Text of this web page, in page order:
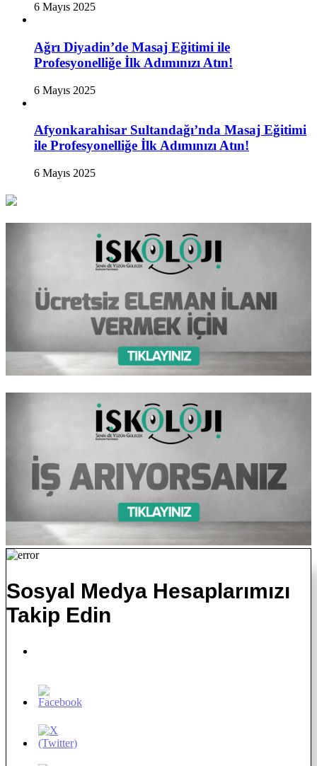
6 Mayıs 2025
Ağrı Diyadin’de Masaj Eğitimi ile
Profesyonelliğe İlk Adımınızı Atın!
6 Mayıs 2025
Afyonkarahisar Sultandağı’nda Masaj Eğitimi
ile Profesyonelliğe İlk Adımınızı Atın!
6 Mayıs 2025
Sosyal Medya Hesaplarımızı
Takip Edin